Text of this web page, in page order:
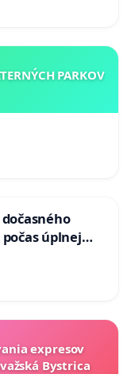
PARKOV
úplnej
expresov
Bystrica